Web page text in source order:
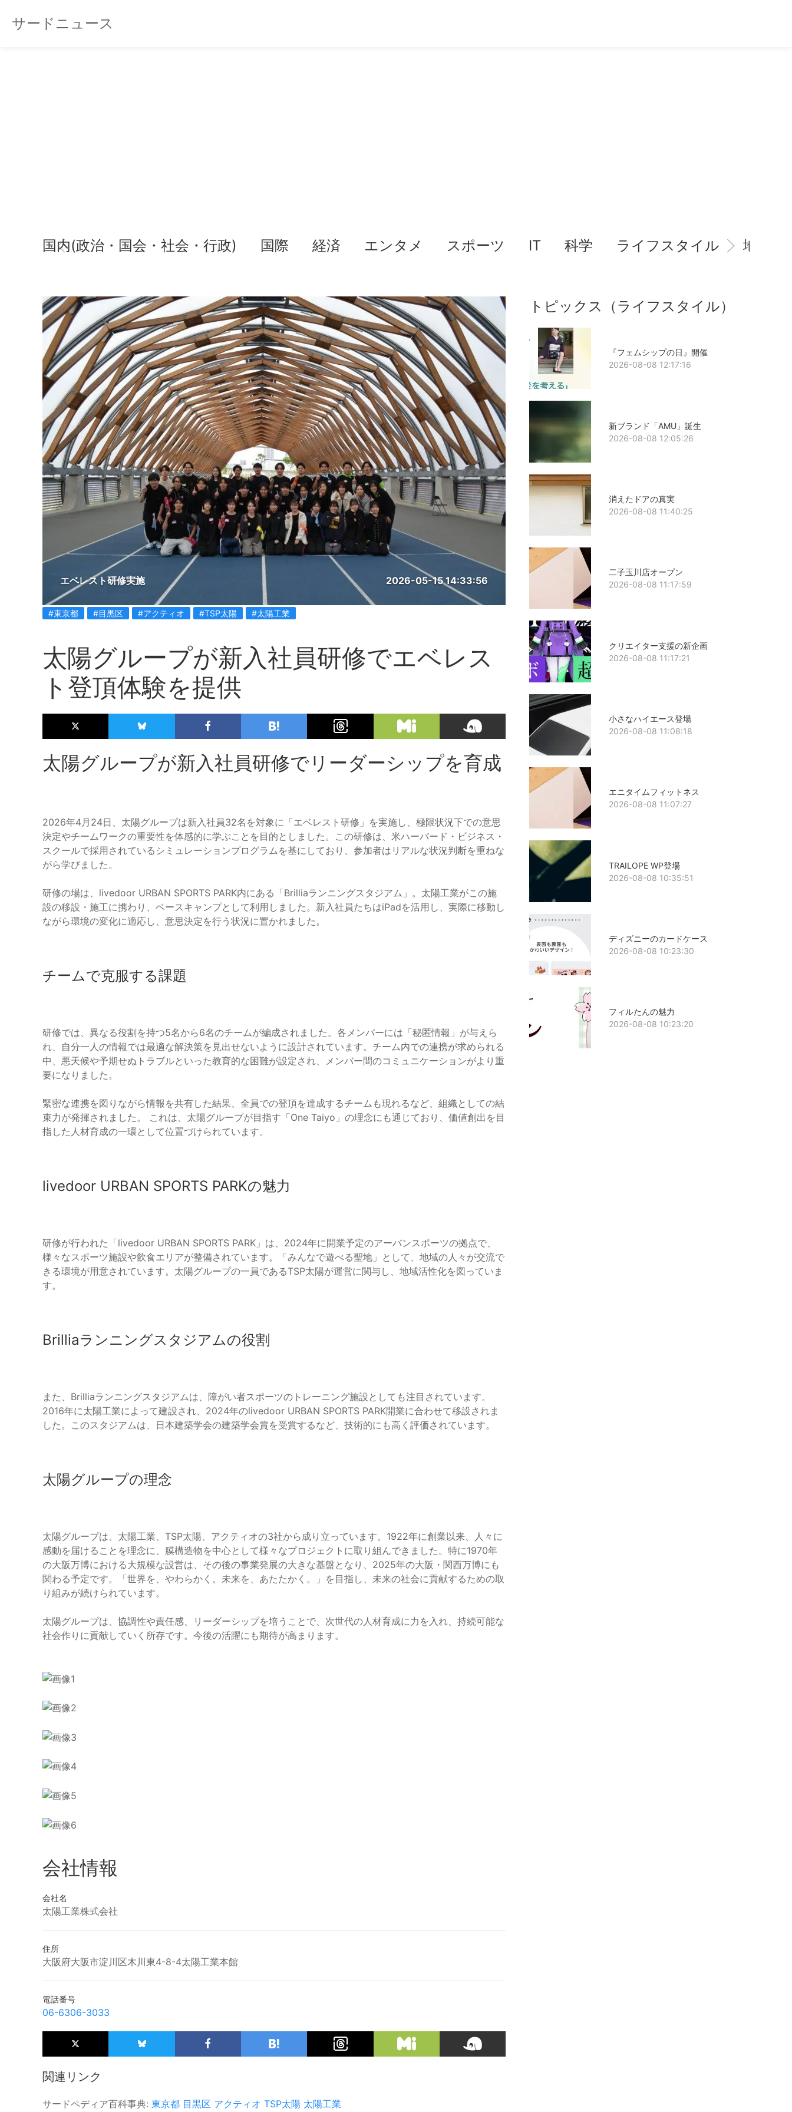
サードニュース
国内(政治・国会・社会・行政) 国際 経済 エンタメ スポーツ IT 科学 ライフスタイル 地域情
エベレスト研修実施 2026-05-15 14:33:56
#東京都 #目黒区 #アクティオ #TSP太陽 #太陽工業
太陽グループが新入社員研修でエベレス
ト登頂体験を提供
太陽グループが新入社員研修でリーダーシップを育成
2026年4月24日、太陽グループは新入社員32名を対象に「エベレスト研修」を実施し、極限状況下での意思
決定やチームワークの重要性を体感的に学ぶことを目的としました。この研修は、米ハーバード・ビジネス・
スクールで採用されているシミュレーションプログラムを基にしており、参加者はリアルな状況判断を重ねな
がら学びました。
研修の場は、livedoor URBAN SPORTS PARK内にある「Brilliaランニングスタジアム」。太陽工業がこの施
設の移設・施工に携わり、ベースキャンプとして利用しました。新入社員たちはiPadを活用し、実際に移動し
ながら環境の変化に適応し、意思決定を行う状況に置かれました。
チームで克服する課題
研修では、異なる役割を持つ5名から6名のチームが編成されました。各メンバーには「秘匿情報」が与えら
れ、自分一人の情報では最適な解決策を見出せないように設計されています。チーム内での連携が求められる
中、悪天候や予期せぬトラブルといった教育的な困難が設定され、メンバー間のコミュニケーションがより重
要になりました。
緊密な連携を図りながら情報を共有した結果、全員での登頂を達成するチームも現れるなど、組織としての結
束力が発揮されました。 これは、太陽グループが目指す「One Taiyo」の理念にも通じており、価値創出を目
指した人材育成の一環として位置づけられています。
livedoor URBAN SPORTS PARKの魅力
研修が行われた「livedoor URBAN SPORTS PARK」は、2024年に開業予定のアーバンスポーツの拠点で、
様々なスポーツ施設や飲食エリアが整備されています。「みんなで遊べる聖地」として、地域の人々が交流で
きる環境が用意されています。太陽グループの一員であるTSP太陽が運営に関与し、地域活性化を図っていま
す。
Brilliaランニングスタジアムの役割
また、Brilliaランニングスタジアムは、障がい者スポーツのトレーニング施設としても注目されています。
2016年に太陽工業によって建設され、2024年のlivedoor URBAN SPORTS PARK開業に合わせて移設されま
した。このスタジアムは、日本建築学会の建築学会賞を受賞するなど、技術的にも高く評価されています。
太陽グループの理念
太陽グループは、太陽工業、TSP太陽、アクティオの3社から成り立っています。1922年に創業以来、人々に
感動を届けることを理念に、膜構造物を中心として様々なプロジェクトに取り組んできました。特に1970年
の大阪万博における大規模な設営は、その後の事業発展の大きな基盤となり、2025年の大阪・関西万博にも
関わる予定です。「世界を、やわらかく。未来を、あたたかく。」を目指し、未来の社会に貢献するための取
り組みが続けられています。
太陽グループは、協調性や責任感、リーダーシップを培うことで、次世代の人材育成に力を入れ、持続可能な
社会作りに貢献していく所存です。今後の活躍にも期待が高まります。
会社情報
会社名
太陽工業株式会社
住所
大阪府大阪市淀川区木川東4-8-4太陽工業本館
電話番号
06-6306-3033
関連リンク
サードペディア百科事典: 東京都 目黒区 アクティオ TSP太陽 太陽工業
トピックス（ライフスタイル）
『フェムシップの日』開催
2026-08-08 12:17:16
新ブランド「AMU」誕生
2026-08-08 12:05:26
消えたドアの真実
2026-08-08 11:40:25
二子玉川店オープン
2026-08-08 11:17:59
クリエイター支援の新企画
2026-08-08 11:17:21
小さなハイエース登場
2026-08-08 11:08:18
エニタイムフィットネス
2026-08-08 11:07:27
TRAILOPE WP登場
2026-08-08 10:35:51
ディズニーのカードケース
2026-08-08 10:23:30
フィルたんの魅力
2026-08-08 10:23:20